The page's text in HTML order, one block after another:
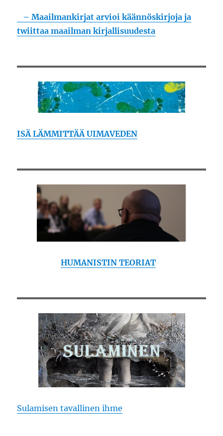
– Maailmankirjat arvioi käännöskirjoja ja
twiittaa maailman kirjallisuudesta
ISÄ LÄMMITTÄÄ UIMAVEDEN
HUMANISTIN TEORIAT
Sulamisen tavallinen ihme